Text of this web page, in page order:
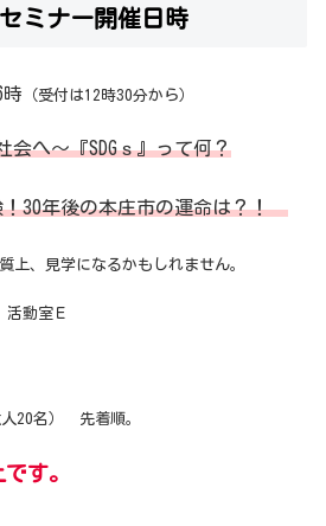
セミナー開催日時
（受付は12時30分から）
へ～『SDGｓ』って何？
！30年後の本庄市の運命は？！
上、見学になるかもしれません。
動室Ｅ
20名） 先着順。
す。